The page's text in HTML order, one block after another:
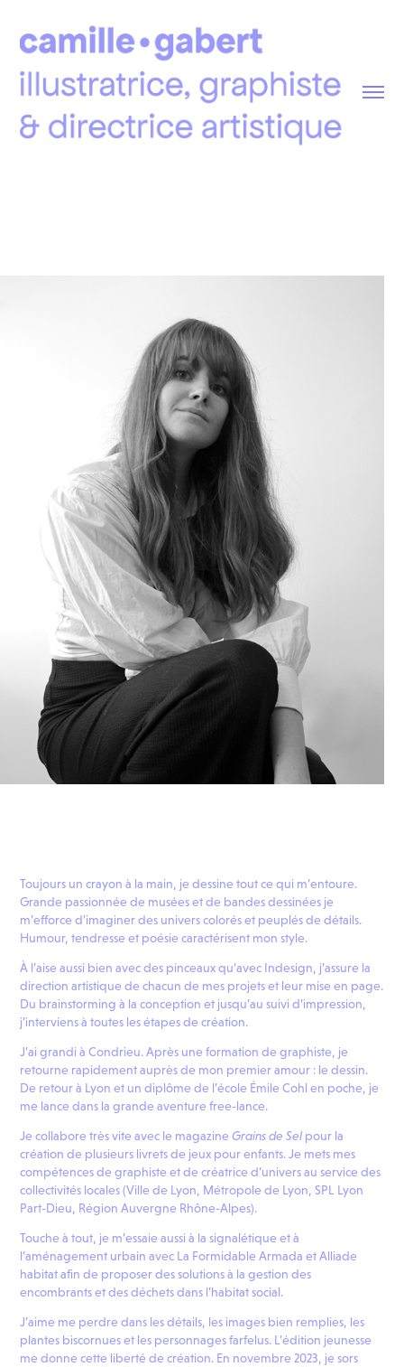
Toujours un crayon à la main, je dessine tout ce qui m’entoure.
Grande passionnée de musées et de bandes dessinées je
m’efforce d’imaginer des univers colorés et peuplés de détails.
Humour, tendresse et poésie caractérisent mon style.
À l’aise aussi bien avec des pinceaux qu’avec Indesign, j’assure la
direction artistique de chacun de mes projets et leur mise en page.
Du brainstorming à la conception et jusqu’au suivi d’impression,
j’interviens à toutes les étapes de création.
J’ai grandi à Condrieu. Après une formation de graphiste, je
retourne rapidement auprès de mon premier amour : le dessin.
De retour à Lyon et un diplôme de l’école Émile Cohl en poche, je
me lance dans la grande aventure free-lance.
Je collabore très vite avec le magazine Grains de Sel pour la
création de plusieurs livrets de jeux pour enfants. Je mets mes
compétences de graphiste et de créatrice d’univers au service des
collectivités locales (Ville de Lyon, Métropole de Lyon, SPL Lyon
Part-Dieu, Région Auvergne Rhône-Alpes).
Touche à tout, je m’essaie aussi à la signalétique et à
l’aménagement urbain avec La Formidable Armada et Alliade
habitat afin de proposer des solutions à la gestion des
encombrants et des déchets dans l’habitat social.
J’aime me perdre dans les détails, les images bien remplies, les
plantes biscornues et les personnages farfelus. L’édition jeunesse
me donne cette liberté de création. En novembre 2023, je sors